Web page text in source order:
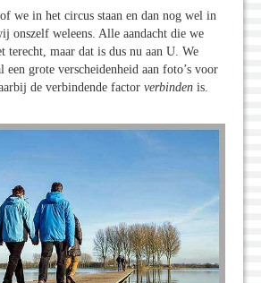
we in het circus staan en dan nog wel in
onszelf weleens. Alle aandacht die we
maar dat is dus nu aan U. We
een grote verscheidenheid aan foto’s voor
de verbindende factor verbinden is.